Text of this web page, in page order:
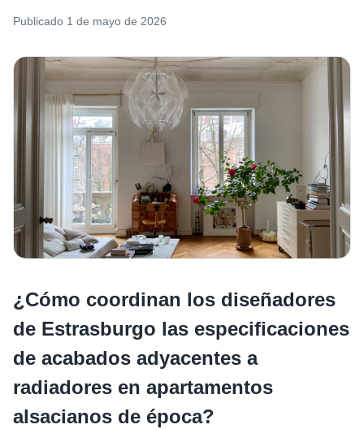
Publicado 1 de mayo de 2026
¿Cómo coordinan los diseñadores
de Estrasburgo las especificaciones
de acabados adyacentes a
radiadores en apartamentos
alsacianos de época?